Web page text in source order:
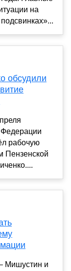
на
обсудили
Федерации
рабочую
Пензенской
Мишустин и